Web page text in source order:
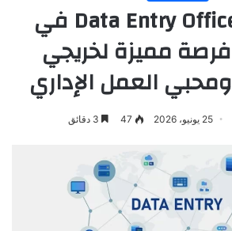
وظيفة Data Entry Officer في
مميزة لخريجي
العمل الإداري
25 يونيو، 2026 47